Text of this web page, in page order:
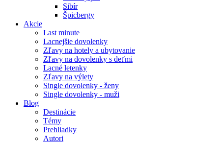
Sibír
Špicbergy
Akcie
Last minute
Lacnejšie dovolenky
Zľavy na hotely a ubytovanie
Zľavy na dovolenky s deťmi
Lacné letenky
Zľavy na výlety
Single dovolenky - ženy
Single dovolenky - muži
Blog
Destinácie
Témy
Prehliadky
Autori